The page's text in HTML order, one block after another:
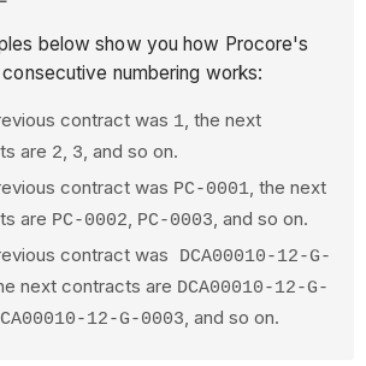
below show you how Procore's
numbering works:
contract was 1, the next
are 2, 3, and so on.
contract was PC-0001 , the next
are PC-0002 PC-0003 , and so on.
contract was DCA00010-12-G-
next contracts are DCA00010-12-G-
12-G-0003 , and so on.